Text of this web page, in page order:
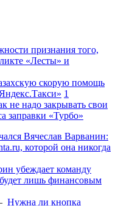
признания того,
«Лесты» и
скорую помощь
1
не надо закрывать свои
заправки «Турбо»
Вячеслав Варванин:
которой она никогда
убеждает команду
лишь финансовым
Нужна ли кнопка